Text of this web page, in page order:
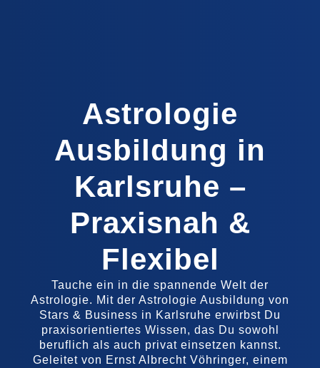
Astrologie
Ausbildung in
Karlsruhe –
Praxisnah &
Flexibel
Tauche ein in die spannende Welt der
Astrologie. Mit der Astrologie Ausbildung von
Stars & Business in Karlsruhe erwirbst Du
praxisorientiertes Wissen, das Du sowohl
beruflich als auch privat einsetzen kannst.
Geleitet von Ernst Albrecht Vöhringer, einem